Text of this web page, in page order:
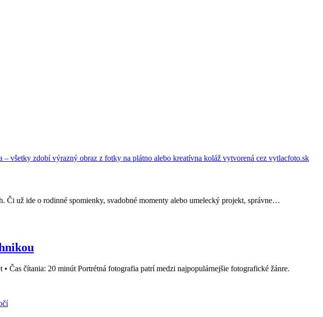
už ide o rodinné spomienky, svadobné momenty alebo umelecký projekt, správne…
Čas čítania: 20 minút Portrétná fotografia patrí medzi najpopulárnejšie fotografické žánre.